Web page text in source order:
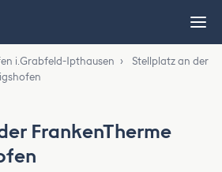
i.Grabfeld-Ipthausen ›
Stellplatz an der
FrankenTherme